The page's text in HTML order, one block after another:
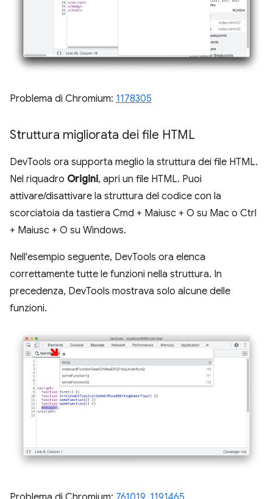
Problema di Chromium: 1178305
Struttura migliorata dei file HTML
DevTools ora supporta meglio la struttura dei file HTML.
Nel riquadro Origini, apri un file HTML. Puoi
attivare/disattivare la struttura del codice con la
scorciatoia da tastiera Cmd + Maiusc + O su Mac o Ctrl
+ Maiusc + O su Windows.
Nell'esempio seguente, DevTools ora elenca
correttamente tutte le funzioni nella struttura. In
precedenza, DevTools mostrava solo alcune delle
funzioni.